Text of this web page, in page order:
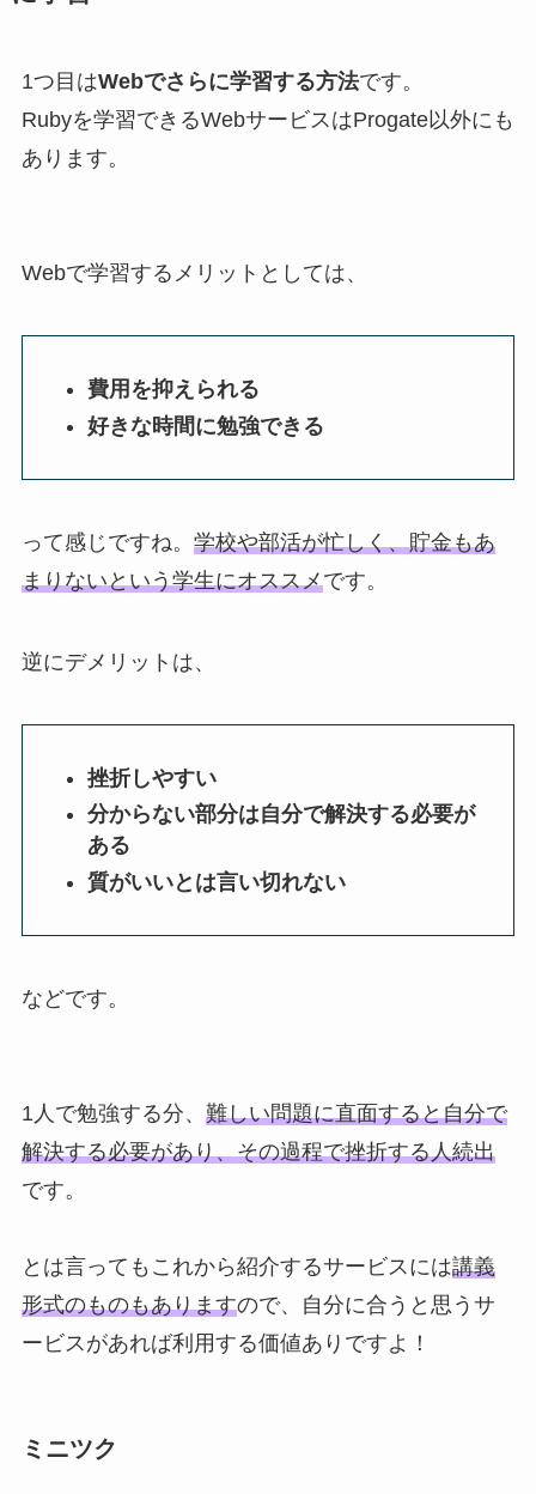
1つ目はWebでさらに学習する方法です。
Rubyを学習できるWebサービスはProgate以外にも
あります。
Webで学習するメリットとしては、
費用を抑えられる
好きな時間に勉強できる
って感じですね。 学校や部活が忙しく、貯金もあ
まりないという学生にオススメです。
逆にデメリットは、
挫折しやすい
分からない部分は自分で解決する必要が
ある
質がいいとは言い切れない
などです。
1人で勉強する分、 難しい問題に直面すると自分で
解決する必要があり、その過程で挫折する人続出
です。
とは言ってもこれから紹介するサービスには講義
形式のものもありますので、自分に合うと思うサ
ービスがあれば利用する価値ありですよ！
ミニツク